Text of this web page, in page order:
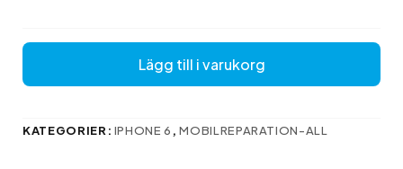
Lägg till i varukorg
KATEGORIER: IPHONE 6 ,MOBILREPARATION-ALL